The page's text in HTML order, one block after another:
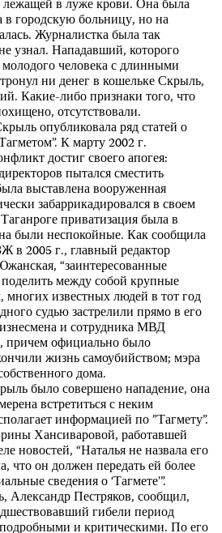
в луже крови. Она была
в городскую больницу, но на
Журналистка была так
узнал. Нападавший, которого
человека с длинными
ни денег в кошельке Скрыль,
Какие-либо признаки того, что
отсутствовали.
опубликовала ряд статей о
К марту 2002 г.
достиг своего апогея:
пытался сместить
выставлена вооруженная
забаррикадировался в своем
приватизация была в
были неспокойные. Как сообщила
в 2005 г., главный редактор
“заинтересованные
между собой крупные
многих известных людей в тот год
судью застрелили прямо в его
и сотрудника МВД
официально было
жизнь самоубийством; мэра
дома.
было совершено нападение, она
встретиться с неким
информацией по ”Тагмету”.
Хансиваровой, работавшей
новостей, “Наталья не назвала его
что он должен передать ей более
сведения о ‘Тагмете'”.
Александр Пестряков, сообщил,
гибели период